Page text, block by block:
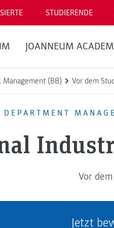
STUDIERENDE
JOANNEUM
(BB) Vor dem
DEPARTMENT
Vor
Jetzt